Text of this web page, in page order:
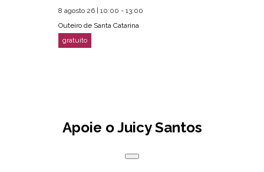
8 agosto 26 | 10:00 - 13:00
Outeiro de Santa Catarina
Apoie o Juicy Santos